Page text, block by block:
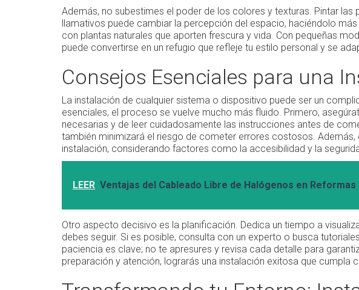
Además, no subestimes el poder de los colores y texturas. Pintar
llamativos puede cambiar la percepción del espacio, haciéndolo
con plantas naturales que aporten frescura y vida. Con pequeñas
puede convertirse en un refugio que refleje tu estilo personal y se
Consejos Esenciales para una
La instalación de cualquier sistema o dispositivo puede ser un
esenciales, el proceso se vuelve mucho más fluido. Primero,
necesarias y de leer cuidadosamente las instrucciones antes de
también minimizará el riesgo de cometer errores costosos.
instalación, considerando factores como la accesibilidad y la
LEER Ventajas del Cableado Libre de Halógenos en Reformas
Otro aspecto decisivo es la planificación. Dedica un tiempo a
debes seguir. Si es posible, consulta con un experto o busca
paciencia es clave; no te apresures y revisa cada detalle para
preparación y atención, lograrás una instalación exitosa que cumpla